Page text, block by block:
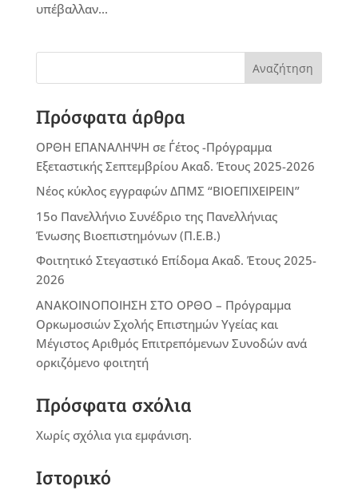
υπέβαλλαν...
Αναζήτηση
Πρόσφατα άρθρα
ΟΡΘΗ ΕΠΑΝΑΛΗΨΗ σε Γ΄έτος -Πρόγραμμα
Εξεταστικής Σεπτεμβρίου Ακαδ. Έτους 2025-2026
Νέος κύκλος εγγραφών ΔΠΜΣ “ΒΙΟΕΠΙΧΕΙΡΕΙΝ”
15ο Πανελλήνιο Συνέδριο της Πανελλήνιας
Ένωσης Βιοεπιστημόνων (Π.Ε.Β.)
Φοιτητικό Στεγαστικό Επίδομα Ακαδ. Έτους 2025-
2026
ΑΝΑΚΟΙΝΟΠΟΙΗΣΗ ΣΤΟ ΟΡΘΟ – Πρόγραμμα
Ορκωμοσιών Σχολής Επιστημών Υγείας και
Μέγιστος Αριθμός Επιτρεπόμενων Συνοδών ανά
ορκιζόμενο φοιτητή
Πρόσφατα σχόλια
Χωρίς σχόλια για εμφάνιση.
Ιστορικό